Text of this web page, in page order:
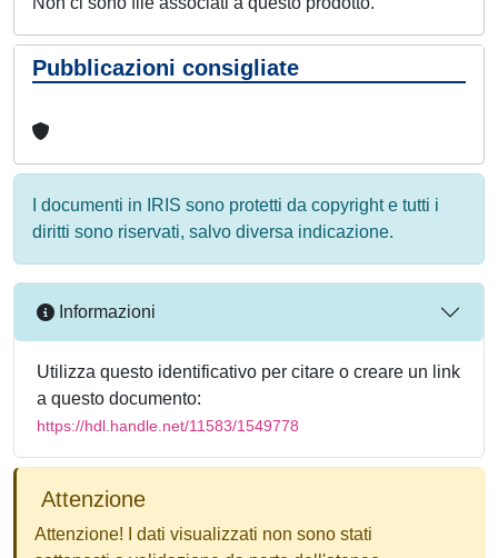
Pubblicazioni consigliate
I documenti in IRIS sono protetti da copyright e tutti i
diritti sono riservati, salvo diversa indicazione.
Informazioni
Utilizza questo identificativo per citare o creare un link
a questo documento:
https://hdl.handle.net/11583/1549778
Attenzione
Attenzione! I dati visualizzati non sono stati